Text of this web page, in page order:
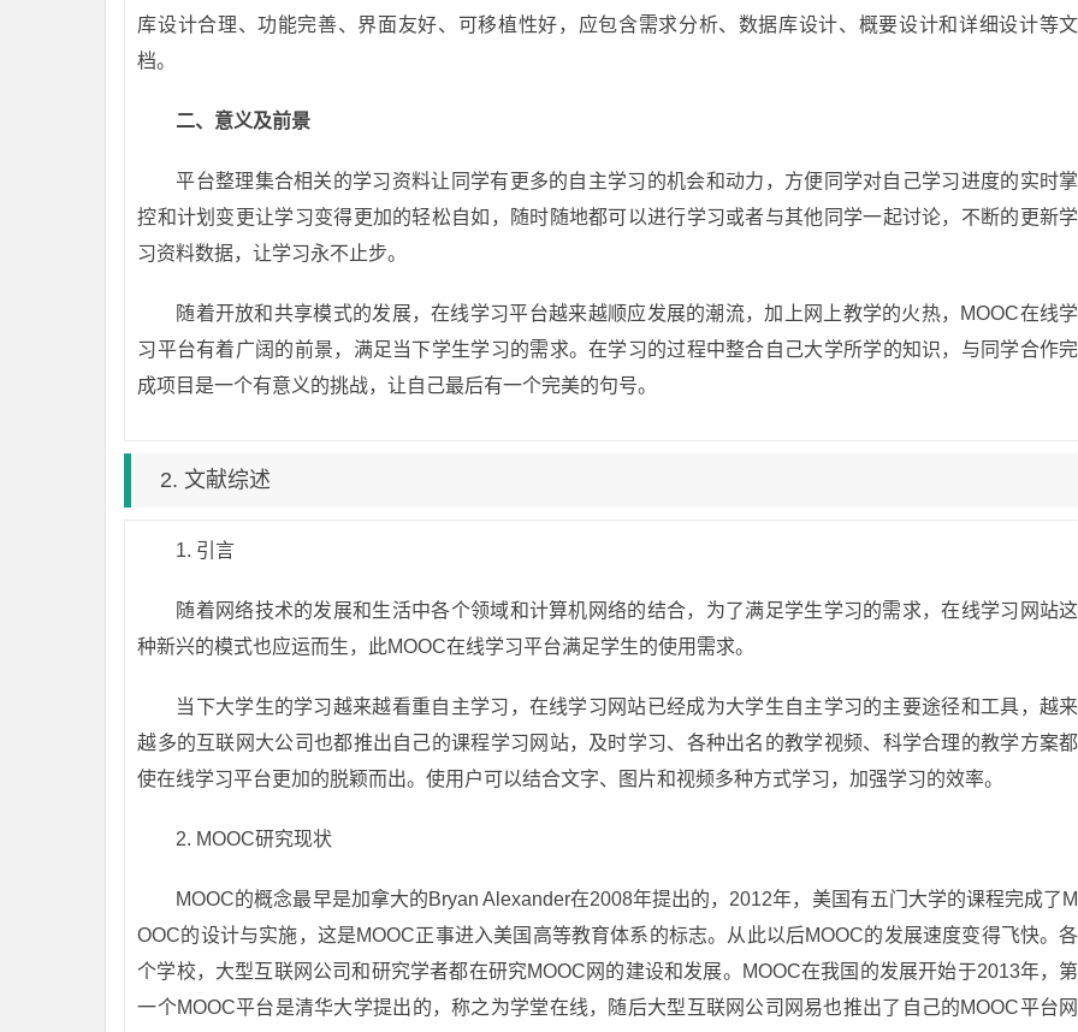
库设计合理、功能完善、界面友好、可移植性好，应包含需求分析、数据库设计、概要设计和详细设计等文
档。
二、意义及前景
平台整理集合相关的学习资料让同学有更多的自主学习的机会和动力，方便同学对自己学习进度的实时掌
控和计划变更让学习变得更加的轻松自如，随时随地都可以进行学习或者与其他同学一起讨论，不断的更新学
习资料数据，让学习永不止步。
随着开放和共享模式的发展，在线学习平台越来越顺应发展的潮流，加上网上教学的火热，MOOC在线学
习平台有着广阔的前景，满足当下学生学习的需求。在学习的过程中整合自己大学所学的知识，与同学合作完
成项目是一个有意义的挑战，让自己最后有一个完美的句号。
2. 文献综述
1. 引言
随着网络技术的发展和生活中各个领域和计算机网络的结合，为了满足学生学习的需求，在线学习网站这
种新兴的模式也应运而生，此MOOC在线学习平台满足学生的使用需求。
当下大学生的学习越来越看重自主学习，在线学习网站已经成为大学生自主学习的主要途径和工具，越来
越多的互联网大公司也都推出自己的课程学习网站，及时学习、各种出名的教学视频、科学合理的教学方案都
使在线学习平台更加的脱颖而出。使用户可以结合文字、图片和视频多种方式学习，加强学习的效率。
2. MOOC研究现状
MOOC的概念最早是加拿大的Bryan Alexander在2008年提出的，2012年，美国有五门大学的课程完成了M
OOC的设计与实施，这是MOOC正事进入美国高等教育体系的标志。从此以后MOOC的发展速度变得飞快。各
个学校，大型互联网公司和研究学者都在研究MOOC网的建设和发展。MOOC在我国的发展开始于2013年，第
一个MOOC平台是清华大学提出的，称之为学堂在线，随后大型互联网公司网易也推出了自己的MOOC平台网